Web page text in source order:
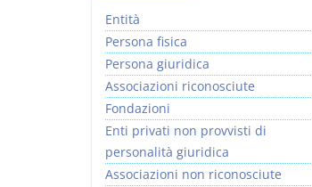
Entità
Persona fisica
Persona giuridica
Associazioni riconosciute
Fondazioni
Enti privati non provvisti di
personalità giuridica
Associazioni non riconosciute